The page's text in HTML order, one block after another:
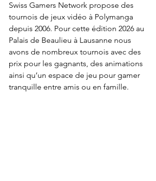
Swiss Gamers Network propose des
tournois de jeux vidéo à Polymanga
depuis 2006. Pour cette édition 2026 au
Palais de Beaulieu à Lausanne nous
avons de nombreux tournois avec des
prix pour les gagnants, des animations
ainsi qu’un espace de jeu pour gamer
tranquille entre amis ou en famille.